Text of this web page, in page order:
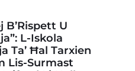
B’Rispett U
L-Iskola
Ta’ Ħal Tarxien
Lis-Surmast